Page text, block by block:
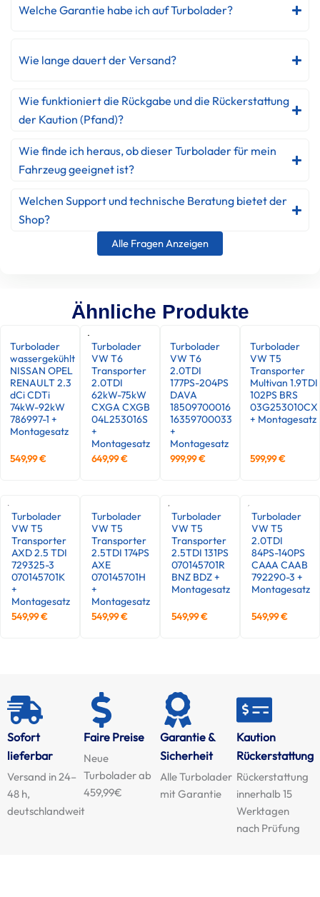
Welche Garantie habe ich auf Turbolader?
Wie lange dauert der Versand?
Wie funktioniert die Rückgabe und die Rückerstattung
der Kaution (Pfand)?
Wie finde ich heraus, ob dieser Turbolader für mein
Fahrzeug geeignet ist?
Welchen Support und technische Beratung bietet der
Shop?
Alle Fragen Anzeigen
Ähnliche Produkte
Turbolader
wassergekühlt
NISSAN OPEL
RENAULT 2.3
dCi CDTi
74kW-92kW
786997-1 +
Montagesatz
549,99€
Turbolader
VW T6
Transporter
2.0TDI
62kW-75kW
CXGA CXGB
04L253016S
+
Montagesatz
649,99€
Turbolader
VW T6
2.0TDI
177PS-204PS
DAVA
18509700016
16359700033
+
Montagesatz
999,99€
Turbolader
VW T5
Transporter
Multivan 1.9TDI
102PS BRS
03G253010CX
+ Montagesatz
599,99€
Turbolader
VW T5
Transporter
AXD 2.5 TDI
729325-3
070145701K
+
Montagesatz
549,99€
Turbolader
VW T5
Transporter
2.5TDI 174PS
AXE
070145701H
+
Montagesatz
549,99€
Turbolader
VW T5
Transporter
2.5TDI 131PS
070145701R
BNZ BDZ +
Montagesatz
549,99€
Turbolader
VW T5
2.0TDI
84PS-140PS
CAAA CAAB
792290-3 +
Montagesatz
549,99€
Sofort
lieferbar
Versand in 24–
48 h,
deutschlandweit
Faire Preise
Neue
Turbolader ab
459,99€
Garantie &
Sicherheit
Alle Turbolader
mit Garantie
Kaution
Rückerstattung
Rückerstattung
innerhalb 15
Werktagen
nach Prüfung